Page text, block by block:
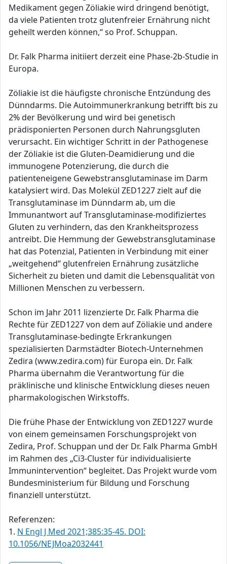
Medikament gegen Zöliakie wird dringend benötigt,
da viele Patienten trotz glutenfreier Ernährung nicht
geheilt werden können,“ so Prof. Schuppan.
Dr. Falk Pharma initiiert derzeit eine Phase-2b-Studie in
Europa.
Zöliakie ist die häufigste chronische Entzündung des
Dünndarms. Die Autoimmunerkrankung betrifft bis zu
2% der Bevölkerung und wird bei genetisch
prädisponierten Personen durch Nahrungsgluten
verursacht. Ein wichtiger Schritt in der Pathogenese
der Zöliakie ist die Gluten-Deamidierung und die
immunogene Potenzierung, die durch die
patienteneigene Gewebstransglutaminase im Darm
katalysiert wird. Das Molekül ZED1227 zielt auf die
Transglutaminase im Dünndarm ab, um die
Immunantwort auf Transglutaminase-modifiziertes
Gluten zu verhindern, das den Krankheitsprozess
antreibt. Die Hemmung der Gewebstransglutaminase
hat das Potenzial, Patienten in Verbindung mit einer
„weitgehend“ glutenfreien Ernährung zusätzliche
Sicherheit zu bieten und damit die Lebensqualität von
Millionen Menschen zu verbessern.
Schon im Jahr 2011 lizenzierte Dr. Falk Pharma die
Rechte für ZED1227 von dem auf Zöliakie und andere
Transglutaminase-bedingte Erkrankungen
spezialisierten Darmstädter Biotech-Unternehmen
Zedira (www.zedira.com) für Europa ein. Dr. Falk
Pharma übernahm die Verantwortung für die
präklinische und klinische Entwicklung dieses neuen
pharmakologischen Wirkstoffs.
Die frühe Phase der Entwicklung von ZED1227 wurde
von einem gemeinsamen Forschungsprojekt von
Zedira, Prof. Schuppan und der Dr. Falk Pharma GmbH
im Rahmen des „Ci3-Cluster für individualisierte
Immunintervention“ begleitet. Das Projekt wurde vom
Bundesministerium für Bildung und Forschung
finanziell unterstützt.
Referenzen:
1. N Engl J Med 2021;385:35-45. DOI:
10.1056/NEJMoa2032441